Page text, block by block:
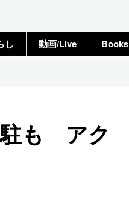
し 動画/Live Books
駐も アク